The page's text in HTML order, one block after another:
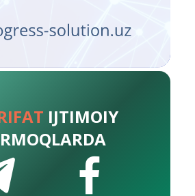
IJTIMOIY